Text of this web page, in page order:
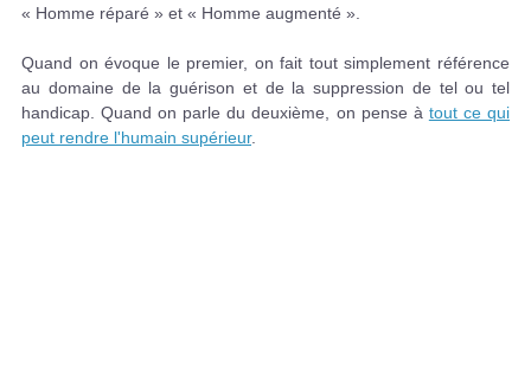
« Homme réparé » et « Homme augmenté ».
Quand on évoque le premier, on fait tout simplement référence
au domaine de la guérison et de la suppression de tel ou tel
handicap. Quand on parle du deuxième, on pense à tout ce qui
peut rendre l'humain supérieur.